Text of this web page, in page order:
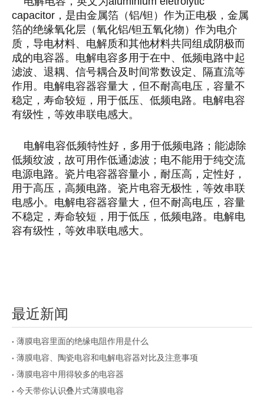
capacitor ，是由金属箔（铝/钽）作为正电极，金属
箔的绝缘氧化层（氧化铝/钽五氧化物）作为电介
质，导电材料、电解质和其他材料共同组成阴极而
成的电容器。电解电容多用于在中、低频电路中起
滤波、退耦、信号耦合及时间常数设定、隔直流等
作用。电解电容器容量大，但不耐高电压，容量不
稳定，寿命较短，用于低压、低频电路。电解电容
有级性，等效串联电感大。
电解电容低频特性好，多用于低频电路；能滤除
低频纹波，故可用作低通滤波；电不能用于纯交流
电源电路。瓷片电容器容量小，耐压高，定性好，
用于高压，高频电路。瓷片电容无极性，等效串联
电感小。电解电容器容量大，但不耐高电压，容量
不稳定，寿命较短，用于低压，低频电路。电解电
容有级性，等效串联电感大。
最近新闻
薄膜电容里面的绝缘电阻作用是什么
薄膜电容、陶瓷电容和电解电容器对比及注意事项
薄膜电容中用得较多的电容器
今天带你认识叠片式薄膜电容